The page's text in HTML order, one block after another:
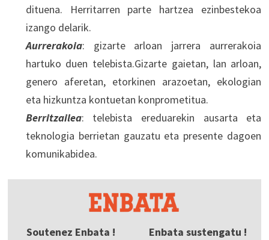
dituena. Herritarren parte hartzea ezinbestekoa
izango delarik.
Aurrerakoia: gizarte arloan jarrera aurrerakoia
hartuko duen telebista.Gizarte gaietan, lan arloan,
genero aferetan, etorkinen arazoetan, ekologian
eta hizkuntza kontuetan konprometitua.
Berritzailea: telebista ereduarekin ausarta eta
teknologia berrietan gauzatu eta presente dagoen
komunikabidea.
Soutenez Enbata ! Enbata sustengatu !